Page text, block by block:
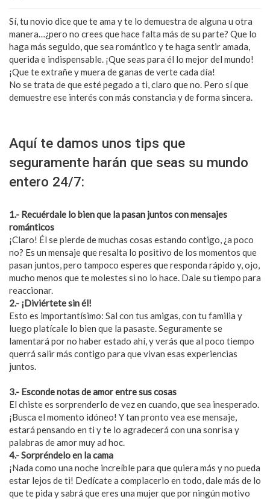
Sí, tu novio dice que te ama y te lo demuestra de alguna u otra
manera…¿pero no crees que hace falta más de su parte? Que lo
haga más seguido, que sea romántico y te haga sentir amada,
querida e indispensable. ¡Que seas para él lo mejor del mundo!
¡Que te extrañe y muera de ganas de verte cada día!
No se trata de que esté pegado a ti, claro que no. Pero sí que
demuestre ese interés con más constancia y de forma sincera.
Aquí te damos unos tips que
seguramente harán que seas su mundo
entero 24/7:
1.- Recuérdale lo bien que la pasan juntos con mensajes
románticos
¡Claro! Él se pierde de muchas cosas estando contigo, ¿a poco
no? Es un mensaje que resalta lo positivo de los momentos que
pasan juntos, pero tampoco esperes que responda rápido y, ojo,
mucho menos que te molestes si no lo hace. Dale su tiempo para
reaccionar.
2.- ¡Diviértete sin él!
Esto es importantísimo: Sal con tus amigas, con tu familia y
luego platícale lo bien que la pasaste. Seguramente se
lamentará por no haber estado ahí, y verás que al poco tiempo
querrá salir más contigo para que vivan esas experiencias
juntos.
3.- Esconde notas de amor entre sus cosas
El chiste es sorprenderlo de vez en cuando, que sea inesperado.
¡Busca el momento idóneo! Y tan pronto vea ese mensaje,
estará pensando en ti y te lo agradecerá con una sonrisa y
palabras de amor muy ad hoc.
4.- Sorpréndelo en la cama
¡Nada como una noche increíble para que quiera más y no pueda
estar lejos de ti! Dedícate a complacerlo en todo, dale más de lo
que te pida y sabrá que eres una mujer que por ningún motivo